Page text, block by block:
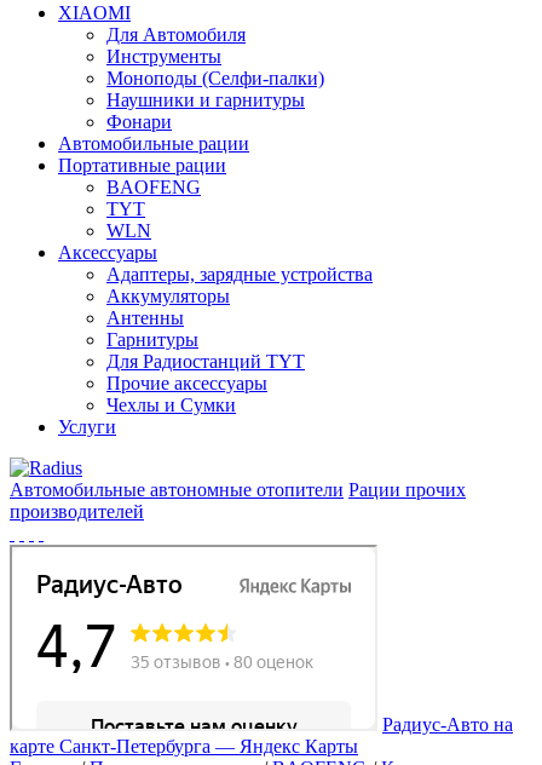
XIAOMI
Для Автомобиля
Инструменты
Моноподы (Селфи-палки)
Наушники и гарнитуры
Фонари
Автомобильные рации
Портативные рации
BAOFENG
TYT
WLN
Аксессуары
Адаптеры, зарядные устройства
Аккумуляторы
Антенны
Гарнитуры
Для Радиостанций TYT
Прочие аксессуары
Чехлы и Сумки
Услуги
Автомобильные автономные отопители Рации прочих
производителей
Радиус-Авто на
карте Санкт‑Петербурга — Яндекс Карты